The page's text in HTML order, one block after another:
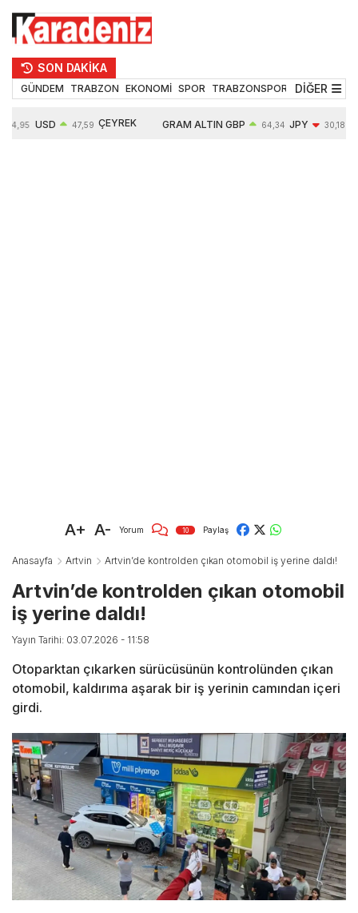
SON DAKİKA
GÜNDEM TRABZON EKONOMİ SPOR TRABZONSPOR TEKNOLOJİ
DİĞER
54,95 USD 47,59 ÇEYREK GRAM ALTIN GBP 64,34 JPY 30,18
A+ A- Yorum 10 Paylaş
Anasayfa Artvin Artvin’de kontrolden çıkan otomobil iş yerine daldı!
Artvin’de kontrolden çıkan otomobil
iş yerine daldı!
Yayın Tarihi: 03.07.2026 - 11:58
Otoparktan çıkarken sürücüsünün kontrolünden çıkan
otomobil, kaldırıma aşarak bir iş yerinin camından içeri
girdi.